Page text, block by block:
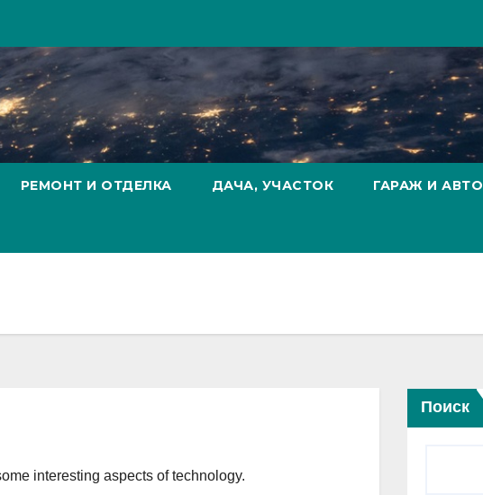
РЕМОНТ И ОТДЕЛКА ДАЧА, УЧАСТОК ГАРАЖ И АВТО
interesting aspects of technology.
Поиск